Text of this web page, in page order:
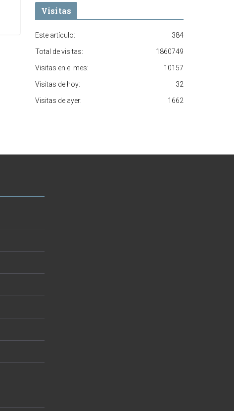
Visitas
384
Este artículo:
1860749
Total de visitas:
10157
Visitas en el mes:
32
Visitas de hoy:
1662
Visitas de ayer: